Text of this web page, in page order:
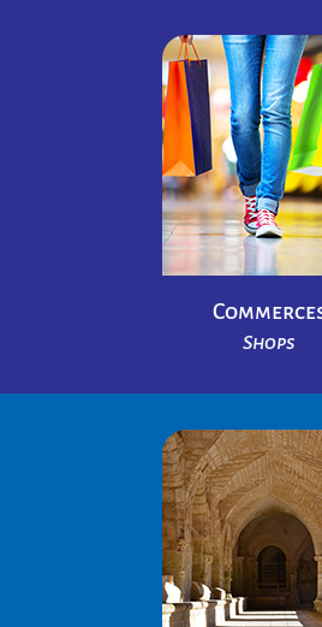
Shops